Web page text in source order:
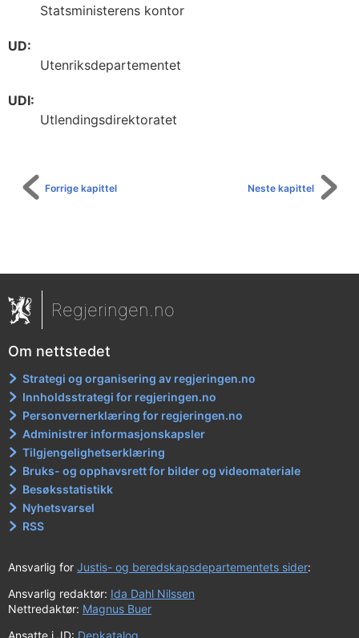
Statsministerens kontor
UD:
Utenriksdepartementet
UDI:
Utlendingsdirektoratet
Neste kapittel
Forrige kapittel
Regjeringen.no
Om nettstedet
Strategi og organisering av regjeringen.no
Innholdsstrategi for regjeringen.no
Personvernerklæring for regjeringen.no
Administrer informasjonskapsler
Tilgjengelighetserklæring
Bruks- og opphavsrett for bilder og videomateriale
Besøksstatistikk
Nyhetsvarsel
RSS
Ansvarlig for Justis- og beredskapsdepartementets sider:
Ansvarlig redaktør: Ida Dahl Nilssen
Nettredaktør: Magnus Buer
Ansatte i JD: Depkatalog